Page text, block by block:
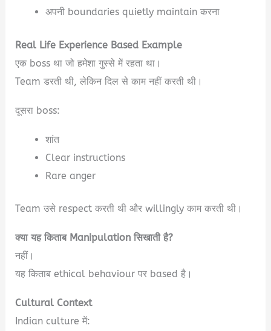
अपनी boundaries quietly maintain करना
Real Life Experience Based Example
एक boss था जो हमेशा गुस्से में रहता था।
Team डरती थी, लेकिन दिल से काम नहीं करती थी।
दूसरा boss:
शांत
Clear instructions
Rare anger
Team उसे respect करती थी और willingly काम करती थी।
क्या यह किताब Manipulation सिखाती है?
नहीं।
यह किताब ethical behaviour पर based है।
Cultural Context
Indian culture में: